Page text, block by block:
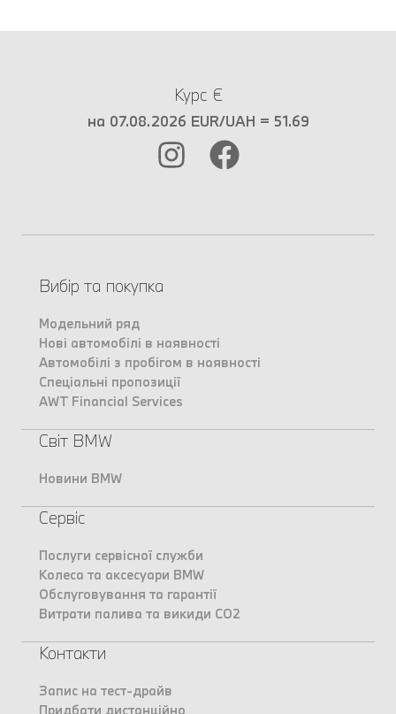
Курс €
на 07.08.2026 EUR/UAH = 51.69
Вибір та покупка
Модельний ряд
Нові автомобілі в наявності
Автомобілі з пробігом в наявності
Спеціальні пропозиції
AWT Financial Services
Світ BMW
Новини BMW
Сервіс
Послуги сервісної служби
Колеса та аксесуари BMW
Обслуговування та гарантії
Витрати палива та викиди CO2
Контакти
Запис на тест-драйв
Придбати дистанційно